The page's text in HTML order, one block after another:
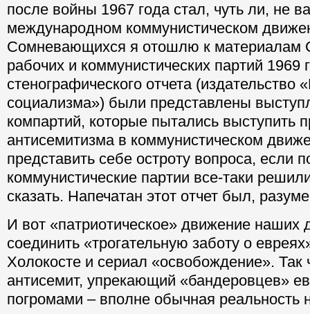
после войны 1967 года стал, чуть ли, не
международном коммунистическом
Сомневающихся я отошлю к материалам
рабочих и коммунистических партий 1969
стенографического отчета
социализма») были представлены
компартий, которые пытались выступить
антисемитизма в коммунистическом
представить себе остроту вопроса, если
коммунистические партии все-таки
сказать. Напечатан этот отчет был,
И вот «патриотическое» движение наших
соединить «трогательную заботу о
Холокосте и сериал «освобождение». Так
антисемит, упрекающий «бандеровцев»
погромами – вполне обычная реальность